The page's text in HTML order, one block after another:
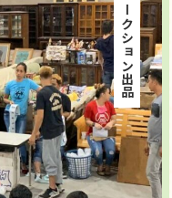
海外オークション出品